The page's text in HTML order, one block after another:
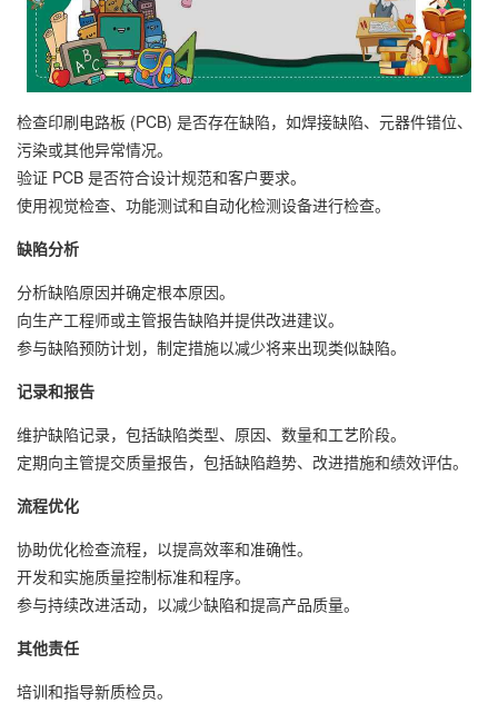
检查印刷电路板 (PCB) 是否存在缺陷，如焊接缺陷、元器件错位、
污染或其他异常情况。
验证 PCB 是否符合设计规范和客户要求。
使用视觉检查、功能测试和自动化检测设备进行检查。
缺陷分析
分析缺陷原因并确定根本原因。
向生产工程师或主管报告缺陷并提供改进建议。
参与缺陷预防计划，制定措施以减少将来出现类似缺陷。
记录和报告
维护缺陷记录，包括缺陷类型、原因、数量和工艺阶段。
定期向主管提交质量报告，包括缺陷趋势、改进措施和绩效评估。
流程优化
协助优化检查流程，以提高效率和准确性。
开发和实施质量控制标准和程序。
参与持续改进活动，以减少缺陷和提高产品质量。
其他责任
培训和指导新质检员。